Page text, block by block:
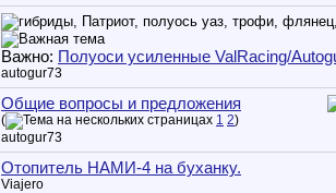
Важно: Полуоси усиленные ValRacing/
autogur73
Общие вопросы и предложения
( 1 2)
autogur73
Отопитель НАМИ-4 на буханку.
Viajero